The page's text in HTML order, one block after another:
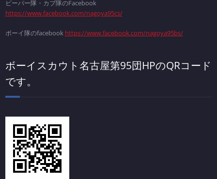
ビーバー隊・カブ隊のFacebook
https://www.facebook.com/nagoya95cs/
ボーイ隊のfacebook https://www.facebook.com/nagoya95bs/
ボーイスカウト名古屋第95団HPのQRコード
です。